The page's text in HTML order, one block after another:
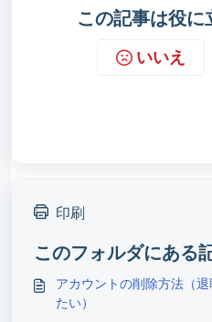
この記事は役に
いいえ
印刷
このフォルダにある
アカウントの削除方法（
たい）